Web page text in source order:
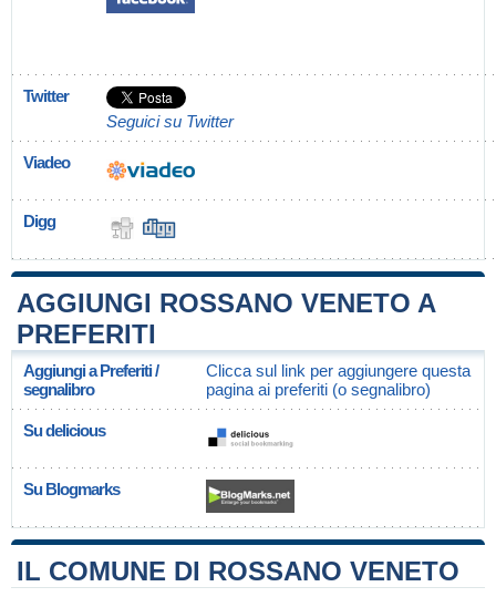
Twitter
Seguici su Twitter
Viadeo
Digg
AGGIUNGI ROSSANO VENETO A
PREFERITI
Aggiungi a Preferiti /
segnalibro
Clicca sul link per aggiungere questa
pagina ai preferiti (o segnalibro)
Su delicious
Su Blogmarks
IL COMUNE DI ROSSANO VENETO